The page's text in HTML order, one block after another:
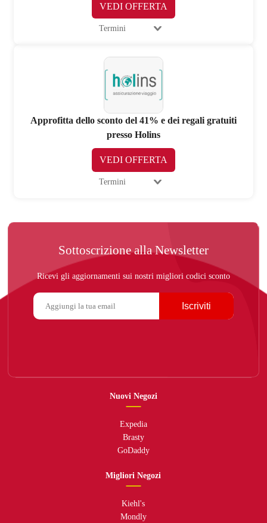
VEDI OFFERTA
Termini
Approfitta dello sconto del 41% e dei regali gratuiti
presso Holins
VEDI OFFERTA
Termini
Sottoscrizione alla Newsletter
Ricevi gli aggiornamenti sui nostri migliori codici sconto
Iscriviti
Nuovi Negozi
Expedia
Brasty
GoDaddy
Migliori Negozi
Kiehl's
Mondly